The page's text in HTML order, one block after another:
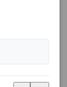
美しき名所を巡
ブダペストを
会、聖イシュ
ころをめぐり